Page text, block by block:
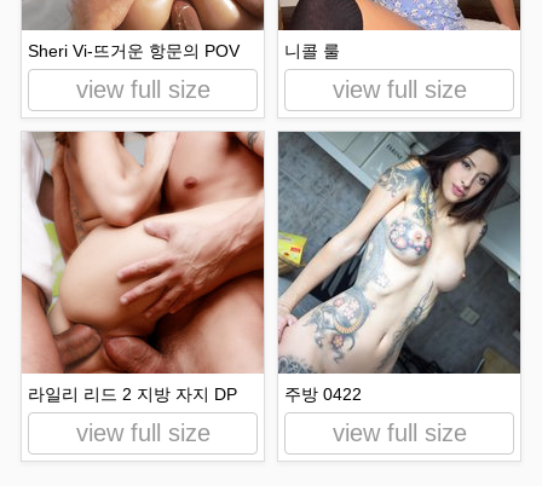
Sheri Vi-뜨거운 항문의 POV
view full size
니콜 룰
view full size
라일리 리드 2 지방 자지 DP
view full size
주방 0422
view full size